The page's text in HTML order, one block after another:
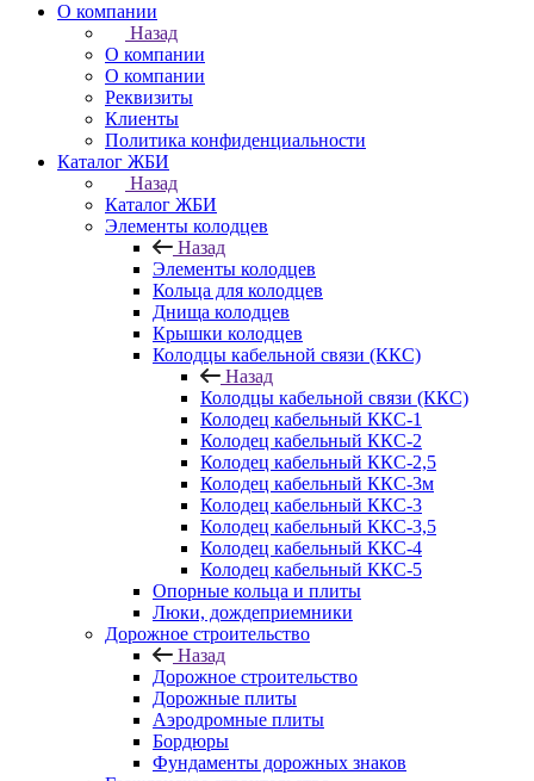
О компании
Назад
О компании
О компании
Реквизиты
Клиенты
Политика конфиденциальности
Каталог ЖБИ
Назад
Каталог ЖБИ
Элементы колодцев
Назад
Элементы колодцев
Кольца для колодцев
Днища колодцев
Крышки колодцев
Колодцы кабельной связи (ККС)
Назад
Колодцы кабельной связи (ККС)
Колодец кабельный ККС-1
Колодец кабельный ККС-2
Колодец кабельный ККС-2,5
Колодец кабельный ККС-3м
Колодец кабельный ККС-3
Колодец кабельный ККС-3,5
Колодец кабельный ККС-4
Колодец кабельный ККС-5
Опорные кольца и плиты
Люки, дождеприемники
Дорожное строительство
Назад
Дорожное строительство
Дорожные плиты
Аэродромные плиты
Бордюры
Фундаменты дорожных знаков